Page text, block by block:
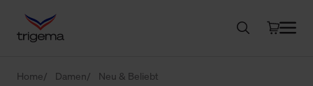
Home Damen Neu & Beliebt